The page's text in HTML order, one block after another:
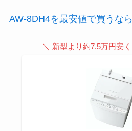
AW-8DH4を最安値で買うな
＼ 新型より約7.5万円安